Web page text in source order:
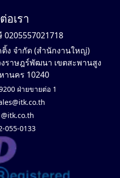
อเรา
0205557021718
ง จำกัด (สำนักงานใหญ่)
ราษฎร์พัฒนา เขตสะพานสูง
านคร 10240
ฝ่ายขายต่อ 1
@itk.co.th
055-0133